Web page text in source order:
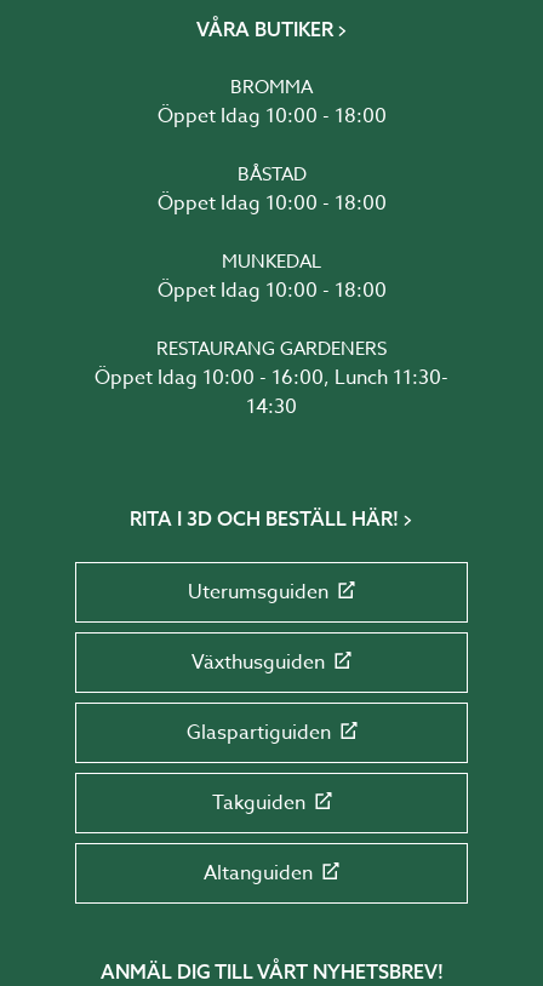
VÅRA BUTIKER
BROMMA
Öppet Idag 10:00 - 18:00
BÅSTAD
Öppet Idag 10:00 - 18:00
MUNKEDAL
Öppet Idag 10:00 - 18:00
RESTAURANG GARDENERS
Öppet Idag 10:00 - 16:00, Lunch 11:30-
14:30
RITA I 3D OCH BESTÄLL HÄR!
Uterumsguiden
Växthusguiden
Glaspartiguiden
Takguiden
Altanguiden
ANMÄL DIG TILL VÅRT NYHETSBREV!